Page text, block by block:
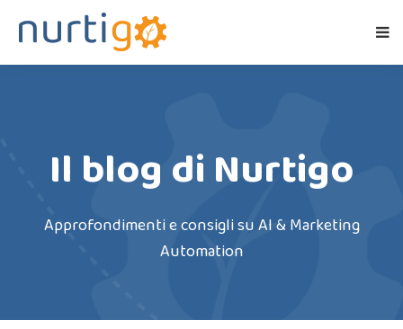
Il blog di Nurtigo
Approfondimenti e consigli su AI & Marketing
Automation